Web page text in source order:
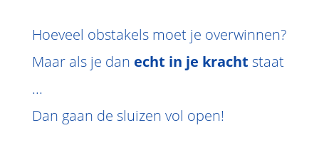
Hoeveel obstakels moet je overwinnen?
Maar als je dan echt in je kracht staat
...
Dan gaan de sluizen vol open!